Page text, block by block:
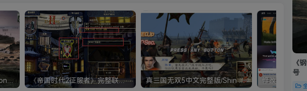
《帝国时代2征服者》完整联机版 支持局域网+对战平台 真三国无双5中文完整版/Shin Sangokumusou5
《
号